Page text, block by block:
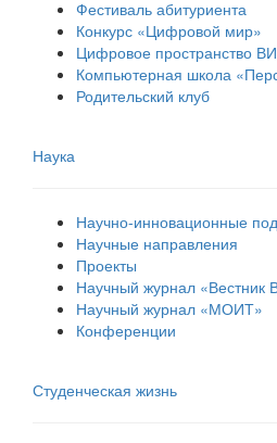
Фестиваль абитуриента
Конкурс «Цифровой мир»
Цифровое пространство
Компьютерная школа
Родительский клуб
Наука
Научно-инновационные
Научные направления
Проекты
Научный журнал «Вестник
Научный журнал «МОИТ»
Конференции
Студенческая жизнь